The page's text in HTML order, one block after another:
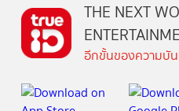
THE NEXT
อีกขั้นของความบัน